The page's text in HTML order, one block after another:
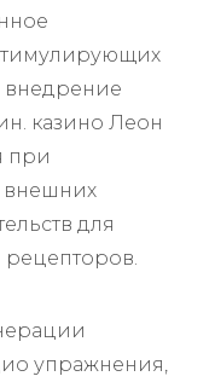
внедрение
казино Леон
при
внешних
для
рецепторов.
упражнения,